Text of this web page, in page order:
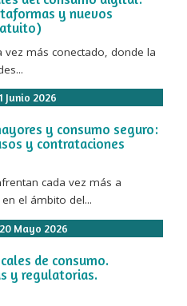
y nuevos
más conectado, donde la
Junio 2026
y consumo seguro:
y contrataciones
cada vez más a
el ámbito del...
Mayo 2026
de consumo.
y regulatorias.